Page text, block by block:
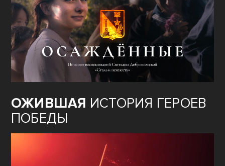
ОЖИВШАЯ ИСТОРИЯ ГЕРОЕВ
ПОБЕДЫ